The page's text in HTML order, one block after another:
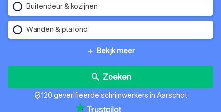
Buitendeur & kozijnen
Wanden & plafond
add Bekijk meer
search Zoeken
verified_user120 geverifieerde schrijnwerkers in Aarschot